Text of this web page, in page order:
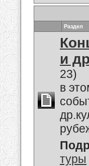
Раздел
и
23)
в
туры